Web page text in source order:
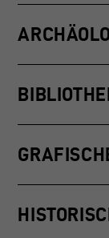
FACEBOOK
INSTAGRAM